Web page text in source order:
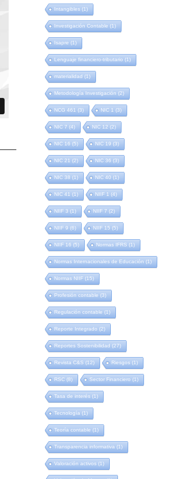
Intangibles (1)
Investigación Contable (1)
Isapre (1)
Lenguaje financiero-tributario (1)
materialidad (1)
Metodología Investigación (2)
NCG 461 (3) NIC 1 (3)
NIC 7 (4) NIC 12 (2)
NIC 16 (5) NIC 19 (3)
NIC 21 (2) NIC 36 (3)
NIC 38 (1) NIC 40 (1)
NIC 41 (1) NIIF 1 (4)
NIIF 3 (1) NIIF 7 (2)
NIIF 9 (6) NIIF 15 (5)
NIIF 16 (5) Normas IFRS (1)
Normas Internacionales de Educación (1)
Normas NIIF (15)
Profesión contable (3)
Regulación contable (1)
Reporte Integrado (2)
Reportes Sostenibilidad (27)
Revista C&S (12) Riesgos (1)
RSC (8) Sector Financiero (1)
Tasa de interés (1)
Tecnología (1)
Teoría contable (1)
Transparencia informativa (1)
Valoración activos (1)